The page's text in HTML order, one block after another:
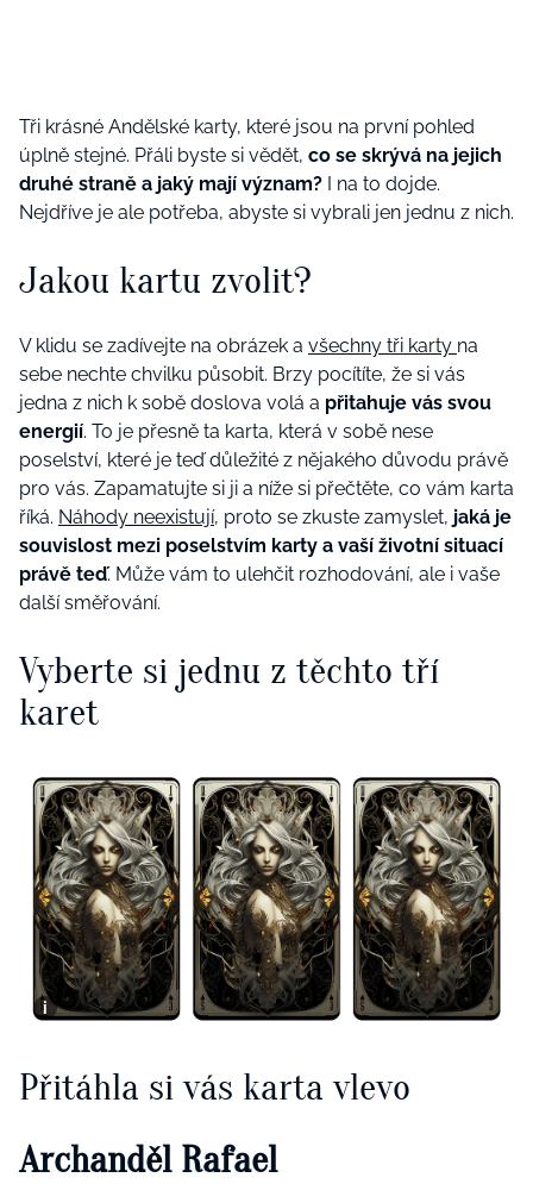
Tři krásné Andělské karty, které jsou na první pohled
úplně stejné. Přáli byste si vědět, co se skrývá na jejich
druhé straně a jaký mají význam? I na to dojde.
Nejdříve je ale potřeba, abyste si vybrali jen jednu z nich.
Jakou kartu zvolit?
V klidu se zadívejte na obrázek a všechny tři karty na
sebe nechte chvilku působit. Brzy pocítíte, že si vás
jedna z nich k sobě doslova volá a přitahuje vás svou
energií. To je přesně ta karta, která v sobě nese
poselství, které je teď důležité z nějakého důvodu právě
pro vás. Zapamatujte si ji a níže si přečtěte, co vám karta
říká. Náhody neexistují, proto se zkuste zamyslet, jaká je
souvislost mezi poselstvím karty a vaší životní situací
právě teď. Může vám to ulehčit rozhodování, ale i vaše
další směřování.
Vyberte si jednu z těchto tří
karet
Přitáhla si vás karta vlevo
Archanděl Rafael